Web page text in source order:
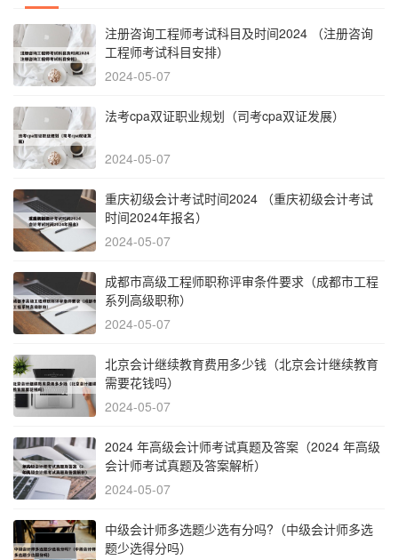
注册咨询工程师考试科目及时间2024 （注册咨询
工程师考试科目安排）
2024-05-07
法考cpa双证职业规划（司考cpa双证发展）
2024-05-07
重庆初级会计考试时间2024 （重庆初级会计考试
时间2024年报名）
2024-05-07
成都市高级工程师职称评审条件要求（成都市工程
系列高级职称）
2024-05-07
北京会计继续教育费用多少钱（北京会计继续教育
需要花钱吗）
2024-05-07
2024 年高级会计师考试真题及答案（2024 年高级
会计师考试真题及答案解析）
2024-05-07
中级会计师多选题少选有分吗?（中级会计师多选
题少选得分吗）